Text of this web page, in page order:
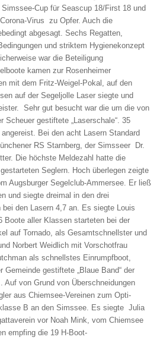
Cup für Seascup 18/First 18 und
Virus zu Opfer. Auch die
abgesagt. Sechs Regatten,
und striktem Hygienekonzept
war die Beteiligung
kamen zur Rosenheimer
mit dem Fritz-Weigel-Pokal, auf den
auf der Segeljolle Laser siegte und
Sehr gut besucht war die um die von
Scheuer gestiftete „Laserschale“. 35
Bei den acht Lasern Standard
RS Starnberg, der Simsseer Dr.
Die höchste Meldezahl hatte die
Seglern. Hoch überlegen zeigte
Augsburger Segelclub-Ammersee. Er ließ
und siegte dreimal in den drei
den Lasern 4,7 an. Es siegte Louis
Boote aller Klassen starteten bei der
auf Tornado, als Gesamtschnellster und
Norbert Weidlich mit Vorschotfrau
als schnellstes Einrumpfboot,
gestiftete „Blaue Band“ der
Auf von Grund von Überschneidungen
aus Chiemsee-Vereinen zum Opti-
B an den Simssee. Es siegte Julia
vor Noah Mink, vom Chiemsee
empfing die 19 H-Boot-